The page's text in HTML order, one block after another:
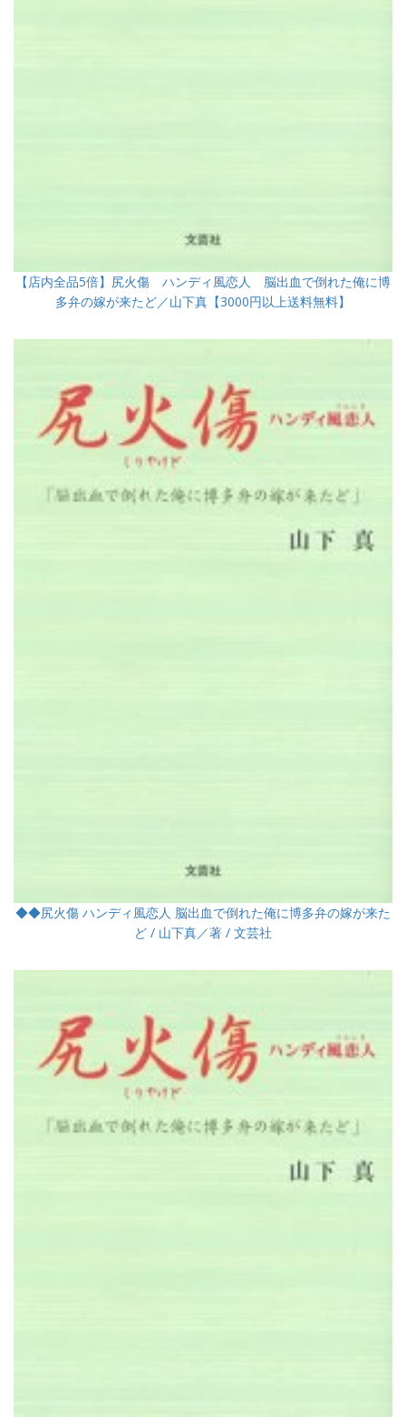
【店内全品5倍】尻火傷 ハンディ風恋人 脳出血で倒れた俺に博
多弁の嫁が来たど／山下真【3000円以上送料無料】
◆◆尻火傷 ハンディ風恋人 脳出血で倒れた俺に博多弁の嫁が来た
ど / 山下真／著 / 文芸社